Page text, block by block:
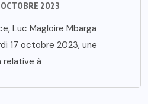
2023
Luc Magloire Mbarga
17 octobre 2023, une
relative à